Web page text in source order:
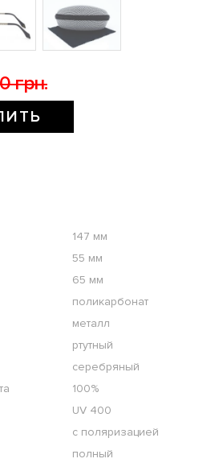
грн.
147 мм
55 мм
65 мм
поликарбонат
металл
ртутный
серебряный
100%
UV 400
с поляризацией
полный